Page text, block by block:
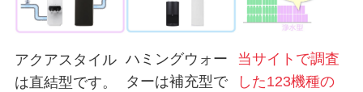
アクアスタイル
は直結型です。
ハミングウォー
ターは補充型で
当サイトで調査
した123機種の